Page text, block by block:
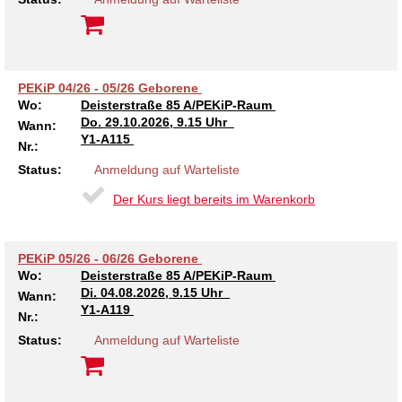
Kindertagesstätte Johannes-Lau-Hof
Kindertagesstätte König-Ludwig-Straße
Kindertagesstätte Moorlilienweg /
Familienzentrum
Familienzentrum
Kindertagesstätte Pfarrlandplatz
Kindertagesstätte Rosenbergstraße
Kindertagesstätte Herbartstraße
Kindertagesstätte Ibykusweg / Familienzentrum
Kindertagesstätte Kapellenbrink /
Familienzentrum
“Mäuseburg” / Familienzentrum
Kindertagesstätte König-Ludwig-Straße
Kindertagesstätte Langes Feld “Deisterspatzen”
PEKiP 04/26 - 05/26 Geborene
Wo:
Deisterstraße 85 A/PEKiP-Raum
Wann:
Do. 29.10.2026, 9.15 Uhr
Nr.:
Y1-A115
Status: Anmeldung auf Warteliste
Der Kurs liegt bereits im Warenkorb
PEKiP 05/26 - 06/26 Geborene
Wo:
Deisterstraße 85 A/PEKiP-Raum
Wann:
Di. 04.08.2026, 9.15 Uhr
Nr.:
Y1-A119
Status: Anmeldung auf Warteliste